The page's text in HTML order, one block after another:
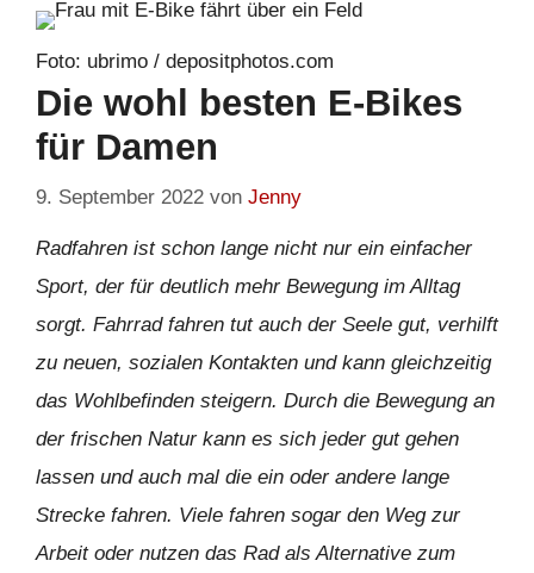
Foto: ubrimo / depositphotos.com
Die wohl besten E-Bikes
für Damen
9. September 2022 von Jenny
Radfahren ist schon lange nicht nur ein einfacher
Sport, der für deutlich mehr Bewegung im Alltag
sorgt. Fahrrad fahren tut auch der Seele gut, verhilft
zu neuen, sozialen Kontakten und kann gleichzeitig
das Wohlbefinden steigern. Durch die Bewegung an
der frischen Natur kann es sich jeder gut gehen
lassen und auch mal die ein oder andere lange
Strecke fahren. Viele fahren sogar den Weg zur
Arbeit oder nutzen das Rad als Alternative zum